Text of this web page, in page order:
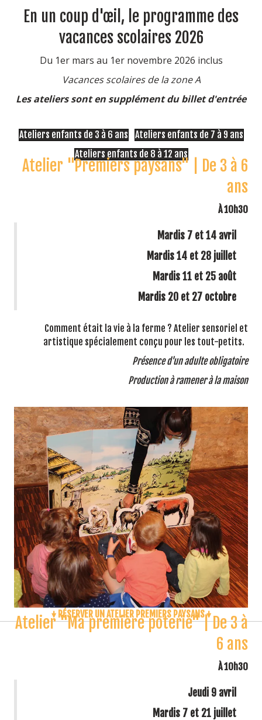
En un coup d'œil, le programme des
vacances scolaires 2026
Du 1er mars au 1er novembre 2026 inclus
Vacances scolaires de la zone A
Les ateliers sont en supplément du billet d'entrée
Ateliers enfants de 3 à 6 ans
Ateliers enfants de 7 à 9 ans
Ateliers enfants de 8 à 12 ans
Atelier "Premiers paysans" | De 3 à 6
ans
À 10h30
Mardis 7 et 14 avril
Mardis 14 et 28 juillet
Mardis 11 et 25 août
Mardis 20 et 27 octobre
Comment était la vie à la ferme ? Atelier sensoriel et
artistique spécialement conçu pour les tout-petits.
Présence d'un adulte obligatoire
Production à ramener à la maison
↓ RÉSERVER UN ATELIER PREMIERS PAYSANS ↓
Atelier "Ma première poterie" | De 3 à
6 ans
À 10h30
Jeudi 9 avril
Mardis 7 et 21 juillet